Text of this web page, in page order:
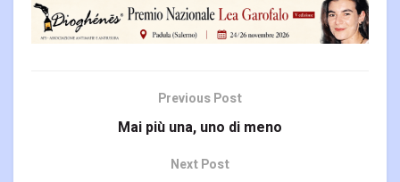
Previous Post
Mai più una, uno di meno
Next Post